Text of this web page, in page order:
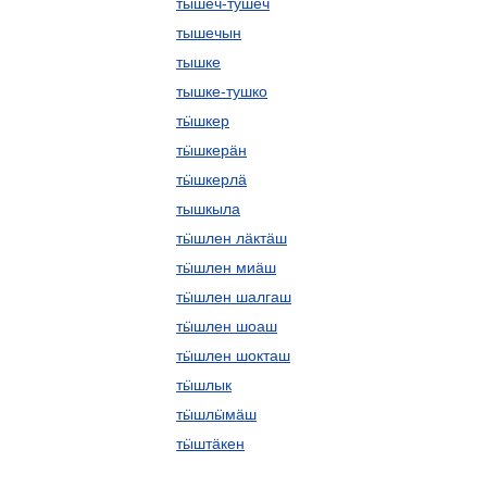
тышечын
тышке
тышке-тушко
тӹшкер
тӹшкерӓн
тӹшкерлӓ
тышкыла
тӹшлен лӓктӓш
тӹшлен миӓш
тӹшлен шалгаш
тӹшлен шоаш
тӹшлен шокташ
тӹшлык
тӹшлӹмӓш
тӹштӓкен